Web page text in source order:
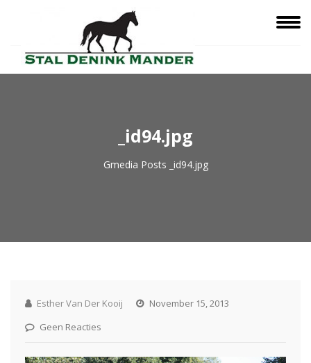
_id94.jpg
Gmedia Posts _id94.jpg
Esther Van Der Kooij
November 15, 2013
Geen Reacties